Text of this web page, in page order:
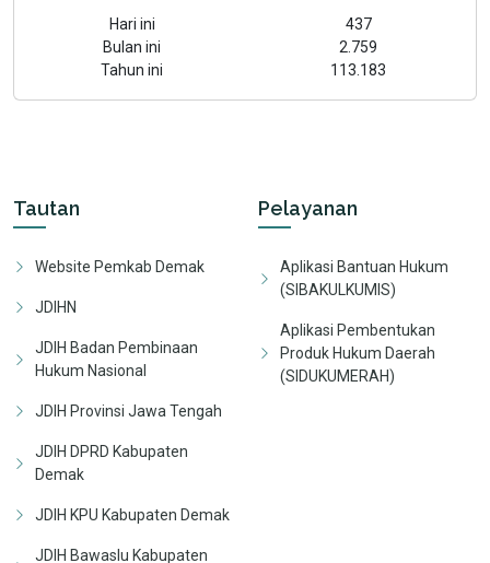
Hari ini
437
Bulan ini
2.759
Tahun ini
113.183
Tautan
Website Pemkab Demak
JDIHN
JDIH Badan Pembinaan
Hukum Nasional
JDIH Provinsi Jawa Tengah
JDIH DPRD Kabupaten
Demak
JDIH KPU Kabupaten Demak
JDIH Bawaslu Kabupaten
Pelayanan
Aplikasi Bantuan Hukum
(SIBAKULKUMIS)
Aplikasi Pembentukan
Produk Hukum Daerah
(SIDUKUMERAH)